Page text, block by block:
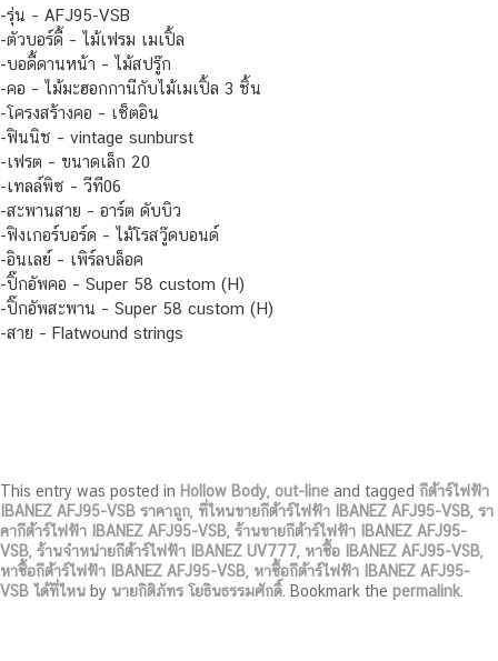
-รุ่น – AFJ95-VSB
-ตัวบอร์ดี้ – ไม้เฟรม เมเปิ้ล
-บอดี้ดานหน้า – ไม้สปรู๊ก
-คอ – ไม้มะฮอกกานีกับไม้เมเปิ้ล 3 ชิ้น
-โครงสร้างคอ – เซ็ตอิน
-ฟินนิช – vintage sunburst
-เฟรต – ขนาดเล็ก 20
-เทลล์พิซ – วีที06
-สะพานสาย – อาร์ต ดับบิว
-ฟิงเกอร์บอร์ด – ไม้โรสวู๊ดบอนด์
-อินเลย์ – เพิร์ลบล็อค
-ปิ๊กอัพคอ – Super 58 custom (H)
-ปิ๊กอัพสะพาน – Super 58 custom (H)
-สาย – Flatwound strings
This entry was posted in Hollow Body out-line and tagged กีต้าร์ไฟฟ้า
IBANEZ AFJ95-VSB ราคาถูก ที่ไหนขายกีต้าร์ไฟฟ้า IBANEZ AFJ95-VSB รา
คากีต้าร์ไฟฟ้า IBANEZ AFJ95-VSB ร้านขายกีต้าร์ไฟฟ้า IBANEZ AFJ95-
VSB ร้านจำหน่ายกีต้าร์ไฟฟ้า IBANEZ UV777 หาซื้อ IBANEZ AFJ95-VSB
หาซื้อกีต้าร์ไฟฟ้า IBANEZ AFJ95-VSB หาซื้อกีต้าร์ไฟฟ้า IBANEZ AFJ95-
VSB ได้ที่ไหน by นายกิติภัทร โยธินธรรมศักดิ์ . Bookmark the permalink